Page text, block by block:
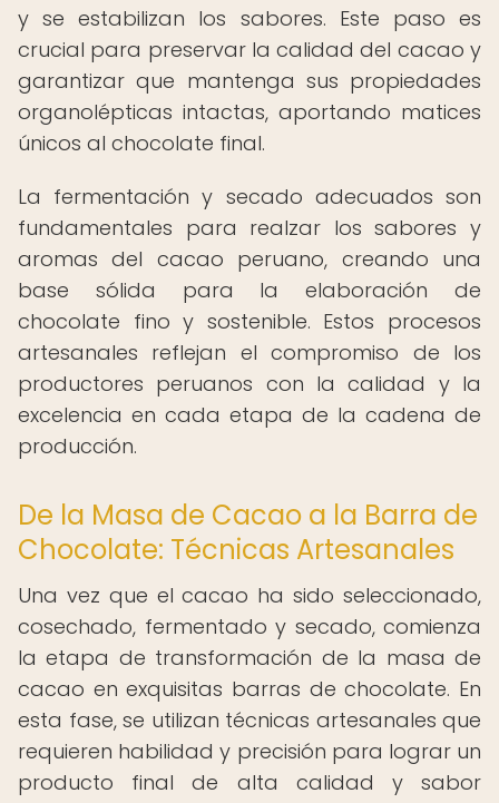
y se estabilizan los sabores. Este paso es
crucial para preservar la calidad del cacao y
garantizar que mantenga sus propiedades
organolépticas intactas, aportando matices
únicos al chocolate final.
La fermentación y secado adecuados son
fundamentales para realzar los sabores y
aromas del cacao peruano, creando una
base sólida para la elaboración de
chocolate fino y sostenible. Estos procesos
artesanales reflejan el compromiso de los
productores peruanos con la calidad y la
excelencia en cada etapa de la cadena de
producción.
De la Masa de Cacao a la Barra de
Chocolate: Técnicas Artesanales
Una vez que el cacao ha sido seleccionado,
cosechado, fermentado y secado, comienza
la etapa de transformación de la masa de
cacao en exquisitas barras de chocolate. En
esta fase, se utilizan técnicas artesanales que
requieren habilidad y precisión para lograr un
producto final de alta calidad y sabor